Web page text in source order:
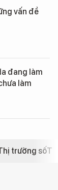
vấn đề
đang làm
làm
trường số